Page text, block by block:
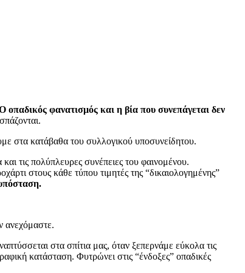
οπαδικός φανατισμός και η βία που συνεπάγεται δεν
στα κατάβαθα του συλλογικού υποσυνείδητου.
τις πολύπλευρες συνέπειες του φαινομένου.
στους κάθε τύπου τιμητές της “δικαιολογημένης”
ανεχόμαστε.
στα σπίτια μας, όταν ξεπερνάμε εύκολα τις
κατάσταση. Φυτρώνει στις “ένδοξες” οπαδικές